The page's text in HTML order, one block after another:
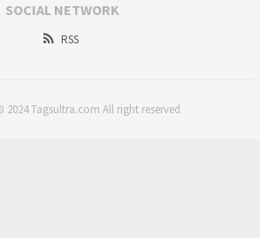
SOCIAL NETWORK
RSS
2024 Tagsultra.com All right reserved